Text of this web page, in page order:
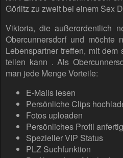
Görlitz zu zweit bei einem Sex
Viktoria, die außerordentlich
Obercunnersdorf und möchte
Lebenspartner treffen, mit
teilen kann . Als
man jede Menge Vorteile:
E-Mails lesen
Persönliche Clips
Fotos uploaden
Persönliches Profil
Spezieller VIP Status
PLZ Suchfunktion